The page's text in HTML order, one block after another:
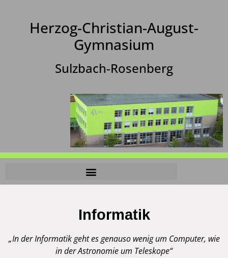
Herzog-Christian-August-
Gymnasium
Sulzbach-Rosenberg
Informatik
„In der Informatik geht es genauso wenig um Computer, wie
in der Astronomie um Teleskope“